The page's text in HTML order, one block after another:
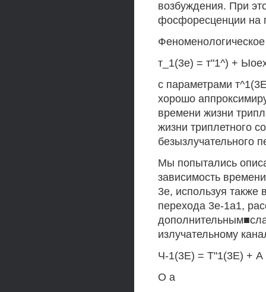
возбуждения. При
фосфоресценции на
т_1(3е) = т"1^) +
с параметрами
хорошо
времени жизни
жизни триплетного
безызлучательного
Мы попытались
зависимость
3е, используя также
перехода 3е-1а1,
излучательному
Ч-1(3Е) = Т"1(3Е) + А
О а